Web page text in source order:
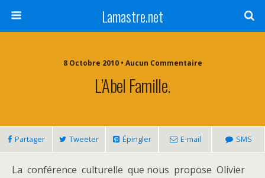
Lamastre.net
8 Octobre 2010 • Aucun Commentaire
L’Abel Famille.
Partager Tweeter Épingler E-mail SMS
La conférence culturelle que nous propose Olivier